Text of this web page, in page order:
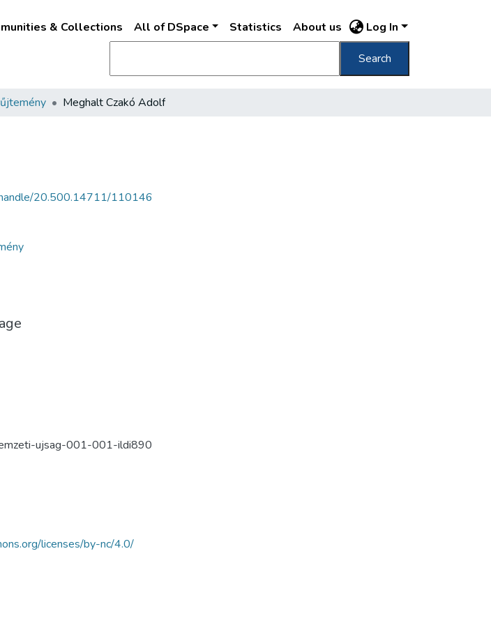
& Collections All of DSpace Statistics About us Log In
Search
Meghalt Czakó Adolf
20.500.14711/110146
ujsag-001-001-ildi890
licenses/by-nc/4.0/